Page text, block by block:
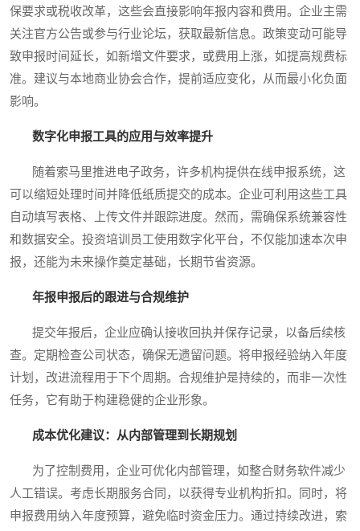
保要求或税收改革，这些会直接影响年报内容和费用。企业主需
关注官方公告或参与行业论坛，获取最新信息。政策变动可能导
致申报时间延长，如新增文件要求，或费用上涨，如提高规费标
准。建议与本地商业协会合作，提前适应变化，从而最小化负面
影响。
数字化申报工具的应用与效率提升
随着索马里推进电子政务，许多机构提供在线申报系统，这
可以缩短处理时间并降低纸质提交的成本。企业可利用这些工具
自动填写表格、上传文件并跟踪进度。然而，需确保系统兼容性
和数据安全。投资培训员工使用数字化平台，不仅能加速本次申
报，还能为未来操作奠定基础，长期节省资源。
年报申报后的跟进与合规维护
提交年报后，企业应确认接收回执并保存记录，以备后续核
查。定期检查公司状态，确保无遗留问题。将申报经验纳入年度
计划，改进流程用于下个周期。合规维护是持续的，而非一次性
任务，它有助于构建稳健的企业形象。
成本优化建议：从内部管理到长期规划
为了控制费用，企业可优化内部管理，如整合财务软件减少
人工错误。考虑长期服务合同，以获得专业机构折扣。同时，将
申报费用纳入年度预算，避免临时资金压力。通过持续改进，索